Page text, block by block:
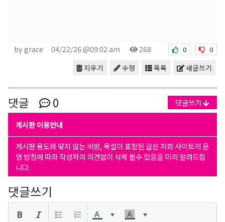
by grace 04/22/26 @09:02 am 268 0 0
새글쓰기
목록
수정
지우기
댓글 0 댓글쓰기
게시판 이용안내
게시판 용도와 맞지 않는 비방, 욕설이 포함된 글은 저희 사이트의 운
영 방침에 따라 작성자의 의견없이 삭제 될수 있음을 미리 알려드립
니다.
댓글쓰기